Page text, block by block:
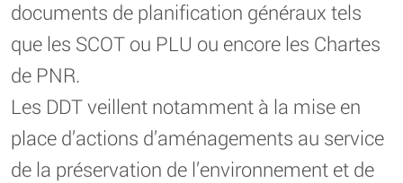
documents de planification généraux tels
que les SCOT ou PLU ou encore les Chartes
de PNR.
Les DDT veillent notamment à la mise en
place d’actions d’aménagements au service
de la préservation de l’environnement et de